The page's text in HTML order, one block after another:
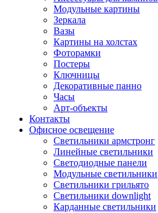
Модульные картины
Зеркала
Вазы
Картины на холстах
Фоторамки
Постеры
Ключницы
Декоративные панно
Часы
Арт-объекты
Контакты
Офисное освещение
Светильники армстронг
Линейные светильники
Светодиодные панели
Модульные светильники
Светильники грильято
Светильники downlight
Карданные светильники